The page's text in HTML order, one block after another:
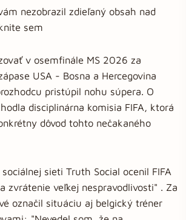
nezobrazil zdieľaný obsah nad
sem
v osemfinále MS 2026 za
USA - Bosna a Hercegovina
pristúpil nohu súpera. O
disciplinárna komisia FIFA, ktorá
dôvod tohto nečakaného
sieti Truth Social ocenil FIFA
zvrátenie veľkej nespravodlivosti" . Za
označil situáciu aj belgický tréner